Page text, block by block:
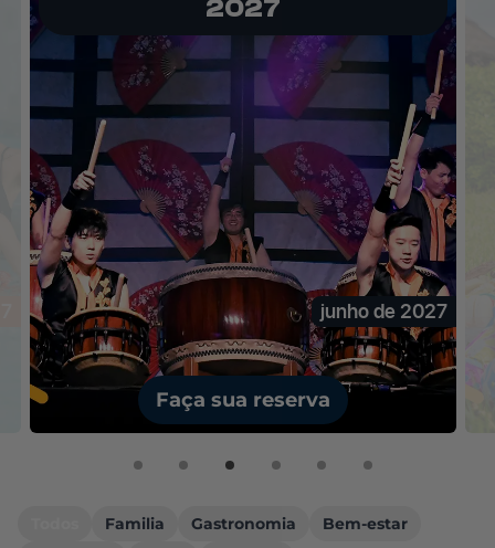
março de 2027
Faça sua reserva
Familia Gastronomia
Bem-estar